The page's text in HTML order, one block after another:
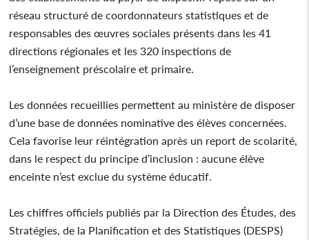
réseau structuré de coordonnateurs statistiques et de
responsables des œuvres sociales présents dans les 41
directions régionales et les 320 inspections de
l’enseignement préscolaire et primaire.
Les données recueillies permettent au ministère de disposer
d’une base de données nominative des élèves concernées.
Cela favorise leur réintégration après un report de scolarité,
dans le respect du principe d’inclusion : aucune élève
enceinte n’est exclue du système éducatif.
Les chiffres officiels publiés par la Direction des Études, des
Stratégies, de la Planification et des Statistiques (DESPS)